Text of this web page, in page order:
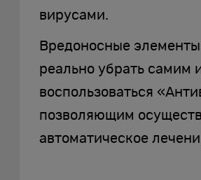
вирусами.
Вредоносные
реально убрать самим
воспользоваться
позволяющим
автоматическое